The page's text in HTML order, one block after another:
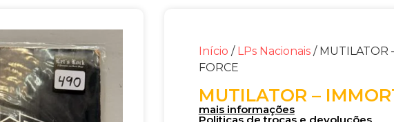
Início / LPs Nacionais/ MUTILATOR
FORCE
MUTILATOR –
mais informações